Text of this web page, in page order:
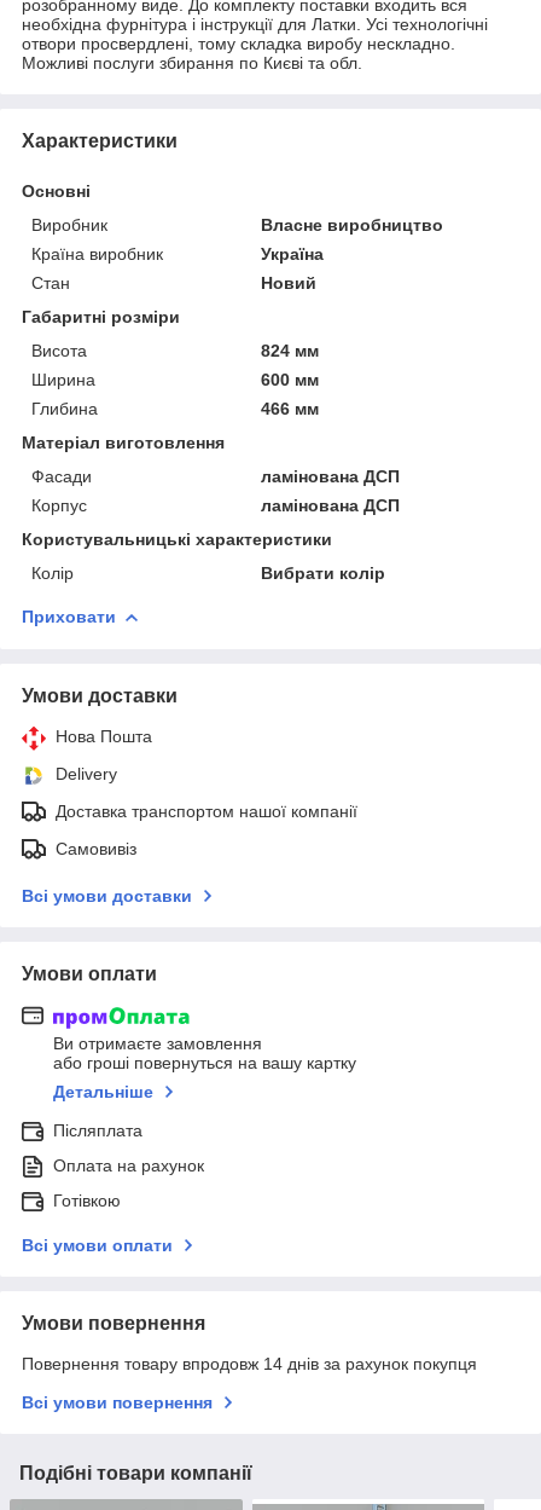
розобранному виде. До комплекту поставки входить вся
необхідна фурнітура і інструкції для Латки. Усі технологічні
отвори просвердлені, тому складка виробу нескладно.
Можливі послуги збирання по Києві та обл.
Характеристики
Основні
Виробник
Власне виробництво
Країна виробник
Україна
Стан
Новий
Габаритні розміри
Висота
824 мм
Ширина
600 мм
Глибина
466 мм
Матеріал виготовлення
Фасади
ламінована ДСП
Корпус
ламінована ДСП
Користувальницькі характеристики
Колір
Вибрати колір
Приховати
Умови доставки
Нова Пошта
Delivery
Доставка транспортом нашої компанії
Самовивіз
Всі умови доставки
Умови оплати
Ви отримаєте замовлення
або гроші повернуться на вашу картку
Детальніше
Післяплата
Оплата на рахунок
Готівкою
Всі умови оплати
Умови повернення
Повернення товару впродовж 14 днів за рахунок покупця
Всі умови повернення
Подібні товари компанії